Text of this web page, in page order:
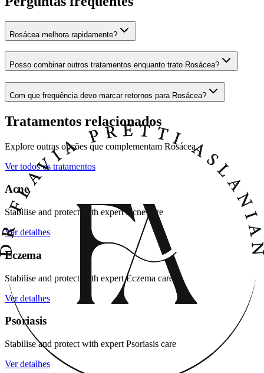
Rosácea melhora rapidamente?
Posso combinar outros tratamentos enquanto trato Rosácea?
Com que frequência devo marcar retornos para Rosácea?
Tratamentos relacionados
Explore outras opções que complementam Rosácea.
Ver todos os tratamentos
Acne
Stabilise and protect with expert Acne care
Ver detalhes
Eczema
Stabilise and protect with expert Eczema care
Ver detalhes
Psoriasis
Stabilise and protect with expert Psoriasis care
Ver detalhes